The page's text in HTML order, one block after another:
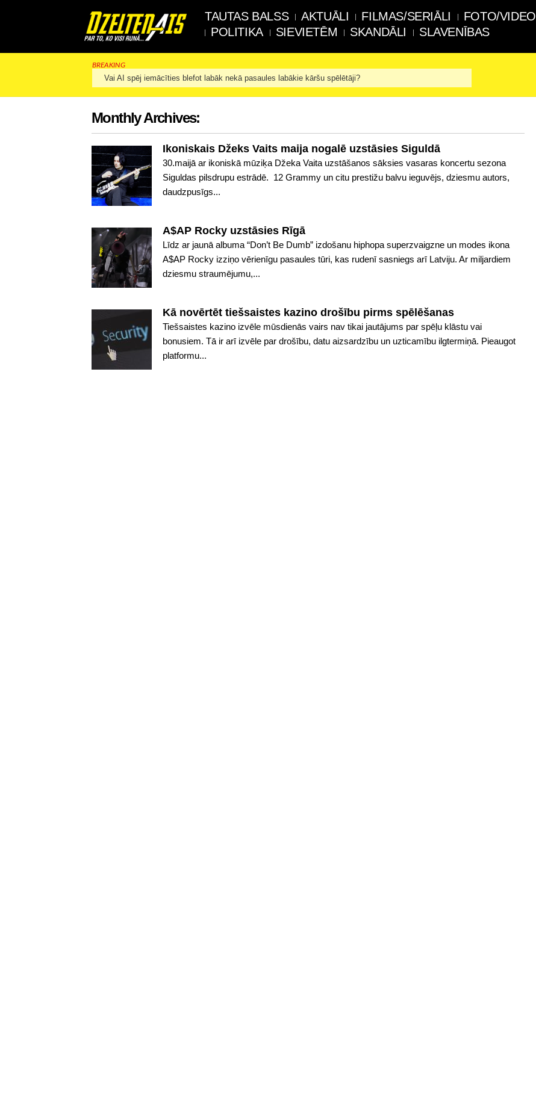
TAUTAS BALSS AKTUĀLI FILMAS/SERIĀLI FOTO/VIDEO
POLITIKA
SIEVIETĒM SKANDĀLI SLAVENĪBAS
BREAKING
Vai AI spēj iemācīties blefot labāk nekā pasaules labākie kāršu spēlētāji?
Monthly Archives:
Ikoniskais Džeks Vaits maija nogalē uzstāsies Siguldā
30.maijā ar ikoniskā mūziķa Džeka Vaita uzstāšanos sāksies vasaras koncertu sezona
Siguldas pilsdrupu estrādē. 12 Grammy un citu prestižu balvu ieguvējs, dziesmu autors,
daudzpusīgs...
A$AP Rocky uzstāsies Rīgā
Līdz ar jaunā albuma “Don’t Be Dumb” izdošanu hiphopa superzvaigzne un modes ikona
A$AP Rocky izziņo vērienīgu pasaules tūri, kas rudenī sasniegs arī Latviju. Ar miljardiem
dziesmu straumējumu,...
Kā novērtēt tiešsaistes kazino drošību pirms spēlēšanas
Tiešsaistes kazino izvēle mūsdienās vairs nav tikai jautājums par spēļu klāstu vai
bonusiem. Tā ir arī izvēle par drošību, datu aizsardzību un uzticamību ilgtermiņā. Pieaugot
platformu...